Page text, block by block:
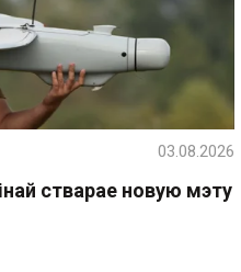
стварае новую мэту
03.08.2026